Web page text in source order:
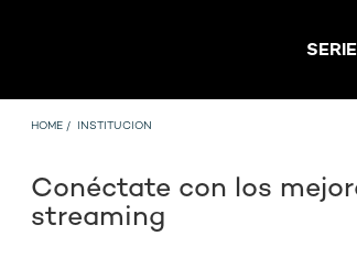
HOME / INSTITUCION
Conéctate con los
streaming